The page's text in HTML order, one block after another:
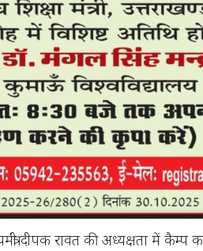
दीपक रावत की अध्यक्षता में कैम्प